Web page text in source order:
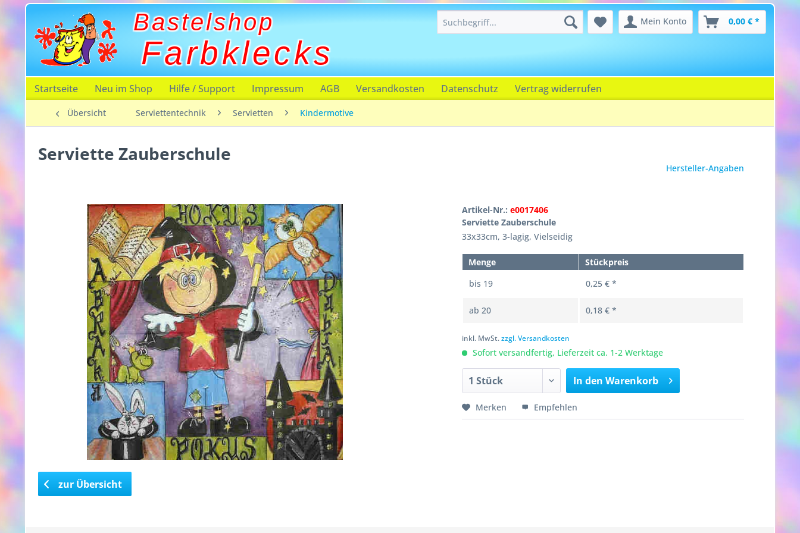
Bastelshop
Farbklecks
Mein Konto 0,00 € *
Startseite Neu im Shop Hilfe / Support Impressum AGB Versandkosten Datenschutz Vertrag widerrufen
Übersicht Serviettentechnik Servietten Kindermotive
Serviette Zauberschule
Hersteller-Angaben
Artikel-Nr.: e0017406
Serviette Zauberschule
33x33cm, 3-lagig, Vielseidig
Menge
Stückpreis
bis 19 0,25 € *
ab 20 0,18 € *
inkl. MwSt.zzgl. Versandkosten
Sofort versandfertig, Lieferzeit ca. 1-2 Werktage
In den Warenkorb
Merken Empfehlen
zur Übersicht